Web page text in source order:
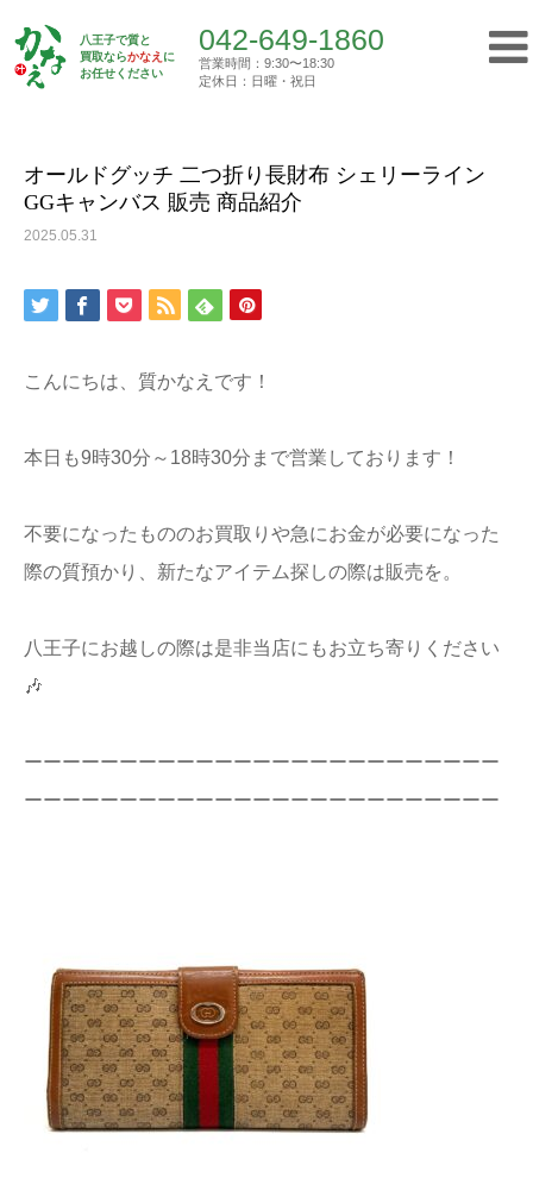
八王子で質と
買取ならかなえ に
お任せください
042-649-1860
営業時間：9:30〜18:30
定休日：日曜・祝日
Top 買取実績 オールドグッチ 二つ折り長財布 シェリー…
オールドグッチ 二つ折り長財布 シェリーライン
GGキャンバス 販売 商品紹介
2025.05.31
こんにちは、質かなえです！
本日も9時30分～18時30分まで営業しております！
不要になったもののお買取りや急にお金が必要になった
際の質預かり、新たなアイテム探しの際は販売を。
八王子にお越しの際は是非当店にもお立ち寄りください
🎶
ーーーーーーーーーーーーーーーーーーーーーーーーー
ーーーーーーーーーーーーーーーーーーーーーーーーー
トップ
ポリシー